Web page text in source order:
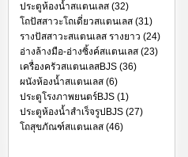
ประตูห้องน้ำสแตนเลส (32)
โถปัสสาวะโถเดี่ยวสแตนเลส (31)
รางปัสสาวะสแตนเลส รางยาว (24)
อ่างล้างมือ-อ่างซิ้งค์สแตนเลส (23)
เครื่องครัวสแตนเลสBJS (36)
ผนังห้องน้ำสแตนเลส (6)
ประตูโรงภาพยนตร์BJS (1)
ประตูห้องน้ำสำเร็จรูปBJS (27)
โถสุขภัณฑ์สแตนเลส (46)